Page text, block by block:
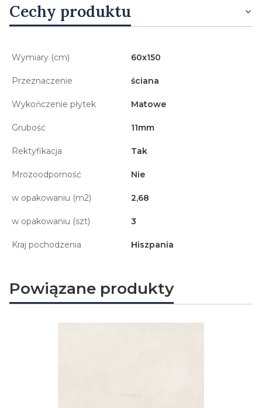
Cechy produktu
Wymiary (cm) 60x150
Przeznaczenie ściana
Wykończenie płytek Matowe
Grubość 11mm
Rektyfikacja Tak
Mrozoodporność Nie
w opakowaniu (m2) 2,68
w opakowaniu (szt) 3
Kraj pochodzenia Hiszpania
Powiązane produkty